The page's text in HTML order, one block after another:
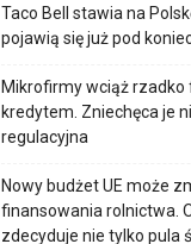
Taco Bell stawia na
pojawią się już pod
Mikrofirmy wciąż
kredytem. Zniechęca je
regulacyjna
Nowy budżet UE może
finansowania rolnictwa.
zdecyduje nie tylko pula